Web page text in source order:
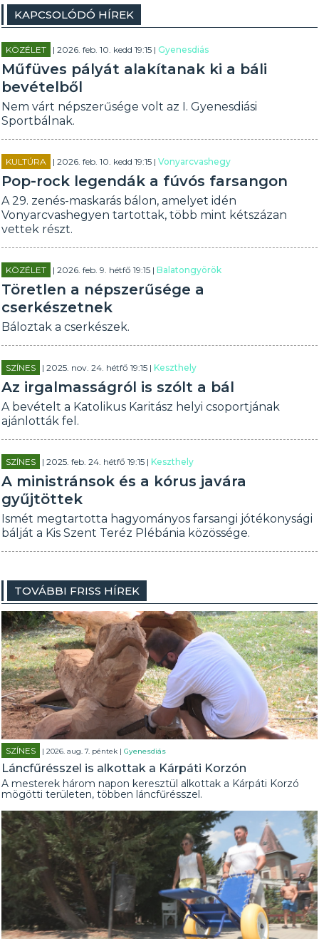
KAPCSOLÓDÓ HÍREK
KÖZÉLET | 2026. feb. 10. kedd 19:15 |Gyenesdiás
Műfüves pályát alakítanak ki a báli
bevételből
Nem várt népszerűsége volt az I. Gyenesdiási
Sportbálnak.
KULTÚRA | 2026. feb. 10. kedd 19:15 |Vonyarcvashegy
Pop-rock legendák a fúvós farsangon
A 29. zenés-maskarás bálon, amelyet idén
Vonyarcvashegyen tartottak, több mint kétszázan
vettek részt.
KÖZÉLET | 2026. feb. 9. hétfő 19:15 |Balatongyörök
Töretlen a népszerűsége a
cserkészetnek
Báloztak a cserkészek.
SZÍNES | 2025. nov. 24. hétfő 19:15 |Keszthely
Az irgalmasságról is szólt a bál
A bevételt a Katolikus Karitász helyi csoportjának
ajánlották fel.
SZÍNES | 2025. feb. 24. hétfő 19:15 |Keszthely
A ministránsok és a kórus javára
gyűjtöttek
Ismét megtartotta hagyományos farsangi jótékonysági
bálját a Kis Szent Teréz Plébánia közössége.
TOVÁBBI FRISS HÍREK
SZÍNES | 2026. aug. 7. péntek |Gyenesdiás
Láncfűrésszel is alkottak a Kárpáti Korzón
A mesterek három napon keresztül alkottak a Kárpáti Korzó
mögötti területen, többen láncfűrésszel.